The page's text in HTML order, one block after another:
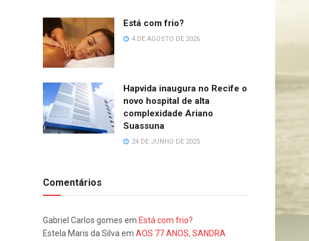
Está com frio?
4 DE AGOSTO DE 2026
Hapvida inaugura no Recife o
novo hospital de alta
complexidade Ariano
Suassuna
24 DE JUNHO DE 2025
Comentários
Gabriel Carlos gomes em Está com frio?
Estela Maris da Silvaem AOS 77 ANOS, SANDRA